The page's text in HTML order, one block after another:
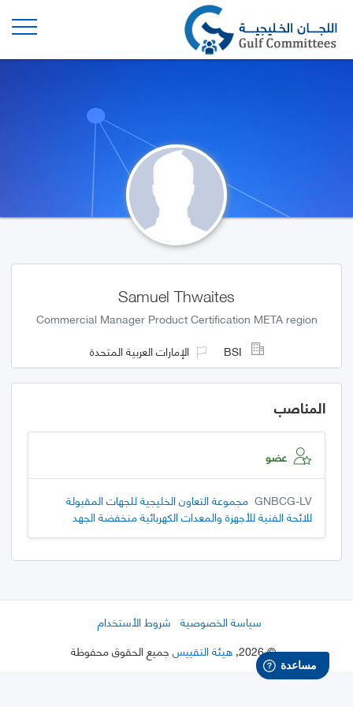
Samuel Thwaites
Commercial Manager Product Certification META region
الإمارات العربية المتحدة
المناصب
عضو
GNBCG-LV مجموعة التعاون الخليجية للجهات المقبولة
للائحة الفنية للأجهزة والمعدات الكهربائية منخفضة الجهد
سياسة الخصوصية شروط الأستخدام
©
2026
, هيئة التقييس جميع الحقوق محفوظة